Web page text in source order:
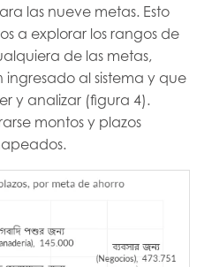
las nueve metas. Esto
a explorar los rangos de
de las metas,
ingresado al sistema y que
y analizar (figura 4).
montos y plazos